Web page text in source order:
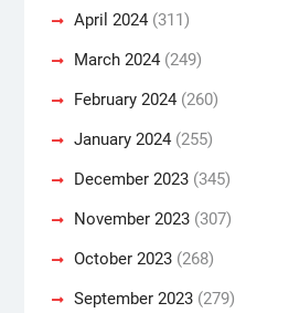
April 2024(311)
March 2024(249)
February 2024(260)
January 2024(255)
December 2023(345)
November 2023(307)
October 2023(268)
September 2023(279)